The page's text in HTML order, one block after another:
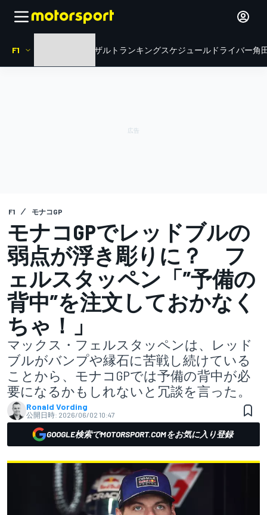
F1 リザルト ランキングスケジュール ドライバー角
F1 モナコGP
モナコGPでレッドブルの
弱点が浮き彫りに？ フ
ェルスタッペン「”予備の
背中”を注文しておかなく
ちゃ！」
マックス・フェルスタッペンは、レッド
ブルがバンプや縁石に苦戦し続けている
ことから、モナコGPでは予備の背中が必
要になるかもしれないと冗談を言った。
Ronald Vording
公開日時: 2026/06/02 10:47
GOOGLE検索でMOTORSPORT.COMをお気に入り登録